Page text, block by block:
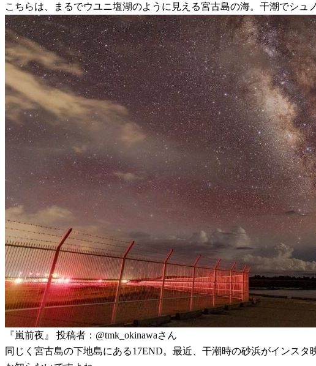
こちらは、まるでウユニ塩湖のように見える宮古島の海。干潮でシュ
『嵐前夜』 投稿者：@tmk_okinawaさん
同じく宮古島の下地島にある17END。最近、干潮時の砂浜がインス